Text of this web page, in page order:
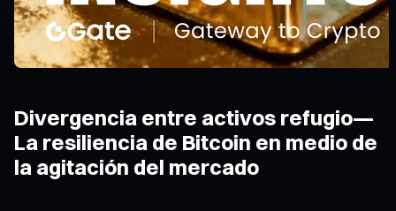
Divergencia entre activos refugio—
La resiliencia de Bitcoin en medio de
la agitación del mercado